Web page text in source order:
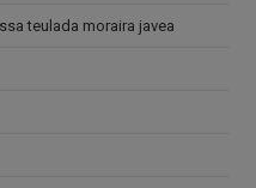
teulada moraira javea